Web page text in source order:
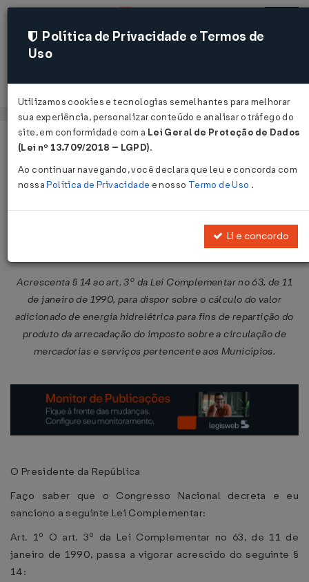
Acessar
Página Inicial Legislações
Lei Complementar Nº 158 DE
Acrescenta § 14 ao art. 3º da Lei Complementar no 63, de 11
de janeiro de 1990, para dispor sobre o cálculo do valor
adicionado de energia hidrelétrica para fins de repartição do
produto da arrecadação do imposto sobre a circulação de
mercadorias e serviços pertencente aos Municípios.
O Presidente da República
Faço saber que o Congresso Nacional decreta e eu
sanciono a seguinte Lei Complementar:
Art. 1º O art. 3º da Lei Complementar no 63, de 11 de
janeiro de 1990, passa a vigorar acrescido do seguinte §
14:
Política de Privacidade e Termos de
Uso
Utilizamos cookies e tecnologias semelhantes para melhorar
sua experiência, personalizar conteúdo e analisar o tráfego do
site, em conformidade com a Lei Geral de Proteção de Dados
(Lei nº 13.709/2018 – LGPD).
Ao continuar navegando, você declara que leu e concorda com
nossaPolítica de Privacidade e nosso Termo de Uso .
Li e concordo